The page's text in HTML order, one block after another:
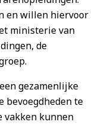
en willen hiervoor
ministerie van
de
gezamenlijke
bevoegdheden te
vakken kunnen